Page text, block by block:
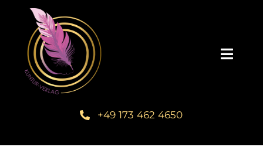
springen
+49 173 462 4650